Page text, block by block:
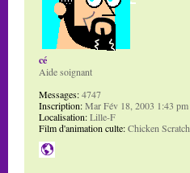
cé
Aide soignant
Messages:4747
Inscription:Mar Fév 18, 2003 1:43 pm
Localisation:Lille-F
Film d'animation culte:Chicken Scratch